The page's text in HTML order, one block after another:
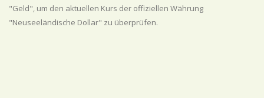
"Geld", um den aktuellen Kurs der offiziellen Währung
"Neuseeländische Dollar" zu überprüfen.